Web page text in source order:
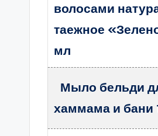
волосами
таежное
мл
Мыло бельди
хаммама и бани